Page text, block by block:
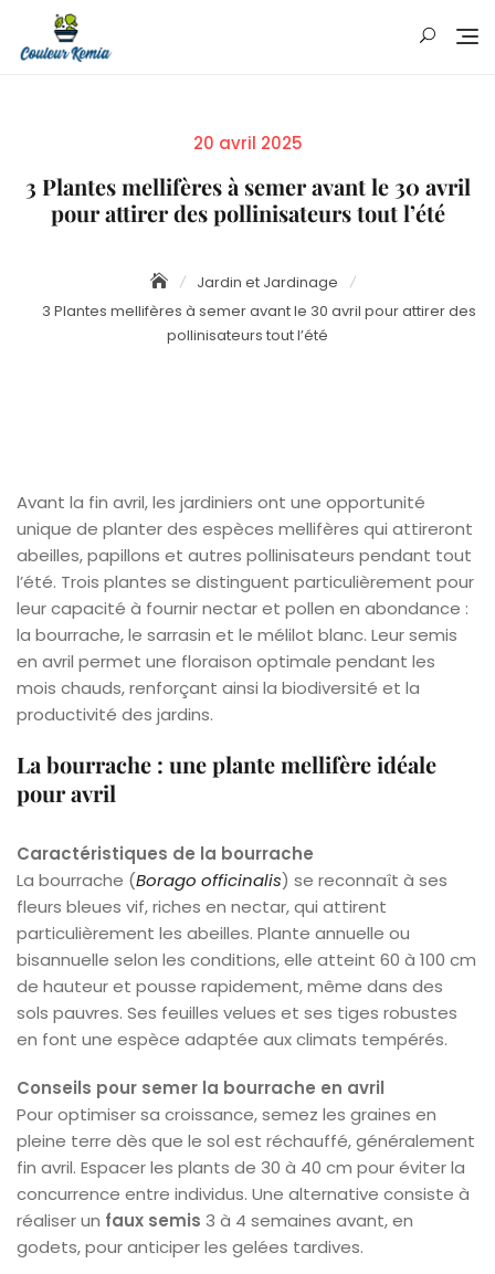
content
Posted
20 avril 2025
3 Plantes mellifères à semer avant le 30 avril
pour attirer des pollinisateurs tout l’été
Jardin et Jardinage
3 Plantes mellifères à semer avant le 30 avril pour attirer des
pollinisateurs tout l’été
Avant la fin avril, les jardiniers ont une opportunité
unique de planter des espèces mellifères qui attireront
abeilles, papillons et autres pollinisateurs pendant tout
l’été. Trois plantes se distinguent particulièrement pour
leur capacité à fournir nectar et pollen en abondance :
la bourrache, le sarrasin et le mélilot blanc. Leur semis
en avril permet une floraison optimale pendant les
mois chauds, renforçant ainsi la biodiversité et la
productivité des jardins.
La bourrache : une plante mellifère idéale
pour avril
Caractéristiques de la bourrache
La bourrache (Borago officinalis) se reconnaît à ses
fleurs bleues vif, riches en nectar, qui attirent
particulièrement les abeilles. Plante annuelle ou
bisannuelle selon les conditions, elle atteint 60 à 100 cm
de hauteur et pousse rapidement, même dans des
sols pauvres. Ses feuilles velues et ses tiges robustes
en font une espèce adaptée aux climats tempérés.
Conseils pour semer la bourrache en avril
Pour optimiser sa croissance, semez les graines en
pleine terre dès que le sol est réchauffé, généralement
fin avril. Espacer les plants de 30 à 40 cm pour éviter la
concurrence entre individus. Une alternative consiste à
réaliser un faux semis 3 à 4 semaines avant, en
godets, pour anticiper les gelées tardives.